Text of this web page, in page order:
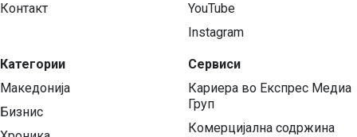
Контакт
Категории
Македонија
Бизнис
YouTube
Instagram
Сервиси
Кариера во Експрес Медиа
Груп
Комерцијална содржина